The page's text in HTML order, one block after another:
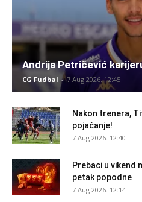
Andrija Petričević
CG Fudbal - 7 Aug 2026. 12:45
Nakon trenera,
pojačanje!
7 Aug 2026. 12:40
Prebaci u vikend
petak popodne
7 Aug 2026. 12:14